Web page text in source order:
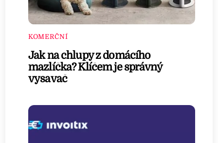
KOMERČNÍ
Jak na chlupy z domácího
mazlíčka? Klíčem je správný
vysavač